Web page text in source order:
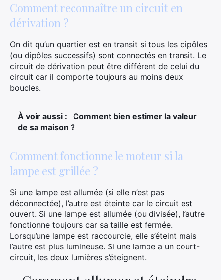
Comment reconnaître un circuit en
dérivation ?
On dit qu’un quartier est en transit si tous les dipôles
(ou dipôles successifs) sont connectés en transit. Le
circuit de dérivation peut être différent de celui du
circuit car il comporte toujours au moins deux
boucles.
À voir aussi :
Comment bien estimer la valeur
de sa maison ?
Comment fonctionne le moteur si la
lampe est grillée ?
Si une lampe est allumée (si elle n’est pas
déconnectée), l’autre est éteinte car le circuit est
ouvert. Si une lampe est allumée (ou divisée), l’autre
fonctionne toujours car sa taille est fermée.
Lorsqu’une lampe est raccourcie, elle s’éteint mais
l’autre est plus lumineuse. Si une lampe a un court-
circuit, les deux lumières s’éteignent.